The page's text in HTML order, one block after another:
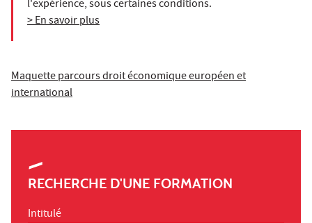
l'expérience, sous certaines conditions.
> En savoir plus
Maquette parcours droit économique européen et
international
RECHERCHE D'UNE FORMATION
Intitulé